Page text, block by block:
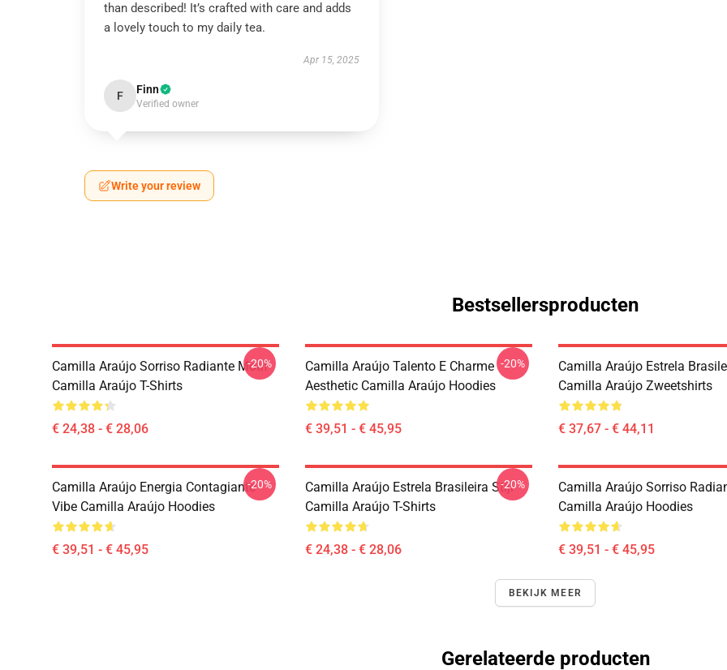
than described! It’s crafted with care and adds
a lovely touch to my daily tea.
Apr 15, 2025
F Finn
Verified owner
Write your review
Bestsellersproducten
Camilla Araújo Sorriso Radiante Motif
Camilla Araújo T-Shirts
€ 24,38 - € 28,06
-20%
Camilla Araújo Talento E Charme
Aesthetic Camilla Araújo Hoodies
€ 39,51 - € 45,95
-20%
Camilla Araújo Estrela
Camilla Araújo Zweetshirts
€ 37,67 - € 44,11
Camilla Araújo Energia Contagiante
Vibe Camilla Araújo Hoodies
€ 39,51 - € 45,95
-20%
Camilla Araújo Estrela Brasileira Stijl
Camilla Araújo T-Shirts
€ 24,38 - € 28,06
-20%
Camilla Araújo Sorriso
Camilla Araújo Hoodies
€ 39,51 - € 45,95
BEKIJK MEER
Gerelateerde producten